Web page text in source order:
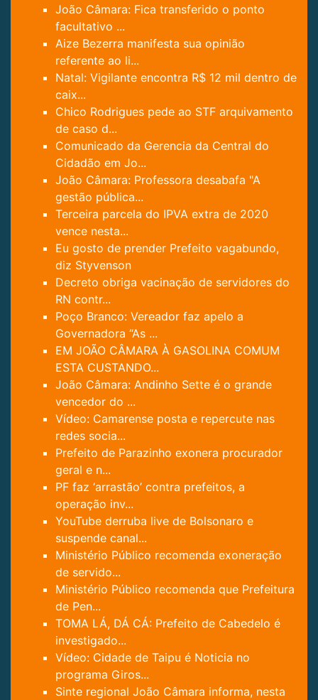
João Câmara: Fica transferido o ponto
facultativo ...
Aize Bezerra manifesta sua opinião
referente ao li...
Natal: Vigilante encontra R$ 12 mil dentro de
caix...
Chico Rodrigues pede ao STF arquivamento
de caso d...
Comunicado da Gerencia da Central do
Cidadão em Jo...
João Câmara: Professora desabafa "A
gestão pública...
Terceira parcela do IPVA extra de 2020
vence nesta...
Eu gosto de prender Prefeito vagabundo,
diz Styvenson
Decreto obriga vacinação de servidores do
RN contr...
Poço Branco: Vereador faz apelo a
Governadora “As ...
EM JOÃO CÂMARA À GASOLINA COMUM
ESTA CUSTANDO...
João Câmara: Andinho Sette é o grande
vencedor do ...
Vídeo: Camarense posta e repercute nas
redes socia...
Prefeito de Parazinho exonera procurador
geral e n...
PF faz ‘arrastão’ contra prefeitos, a
operação inv...
YouTube derruba live de Bolsonaro e
suspende canal...
Ministério Público recomenda exoneração
de servido...
Ministério Público recomenda que Prefeitura
de Pen...
TOMA LÁ, DÁ CÁ: Prefeito de Cabedelo é
investigado...
Vídeo: Cidade de Taipu é Noticia no
programa Giros...
Sinte regional João Câmara informa, nesta